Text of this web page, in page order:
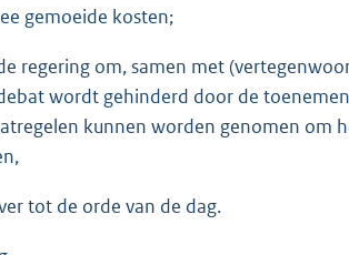
gemoeide kosten;
regering om, samen met
wordt gehinderd door de
kunnen worden genomen om
tot de orde van de dag.